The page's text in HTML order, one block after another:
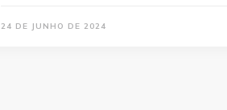
24 DE JUNHO DE 2024